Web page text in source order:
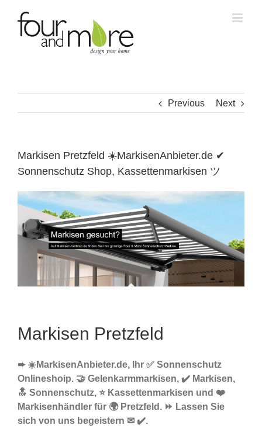
content
Previous Next
Markisen Pretzfeld ☀️MarkisenAnbieter.de ✔
Sonnenschutz Shop, Kassettenmarkisen ツ
Markisen Pretzfeld
➨ ☀️MarkisenAnbieter.de, Ihr ✅ Sonnenschutz
Onlineshoip. 🤝 Gelenkarmmarkisen, ✔️ Markisen,
🔝 Sonnenschutz, ⭐ Kassettenmarkisen und ❤️
Markisenhändler für 🌍 Pretzfeld. ⏩ Lassen Sie
sich von uns begeistern ✉ ✔️.